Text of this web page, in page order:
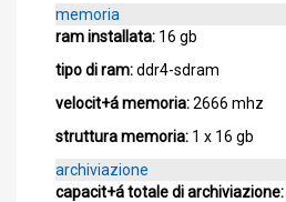
memoria
ram installata: 16 gb
tipo di ram:ddr4-sdram
velocit+á memoria:2666 mhz
struttura memoria: 1 x 16 gb
archiviazione
capacit+á totale di archiviazione: